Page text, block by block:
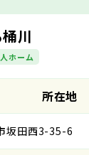
川
ホーム
所在地
坂田西3-35-6